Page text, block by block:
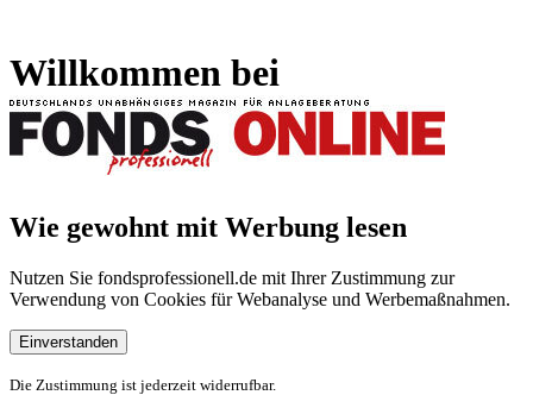
Willkommen bei
Wie gewohnt mit Werbung lesen
Nutzen Sie fondsprofessionell.de mit Ihrer Zustimmung zur
Verwendung von Cookies für Webanalyse und Werbemaßnahmen.
Einverstanden
Die Zustimmung ist jederzeit widerrufbar.